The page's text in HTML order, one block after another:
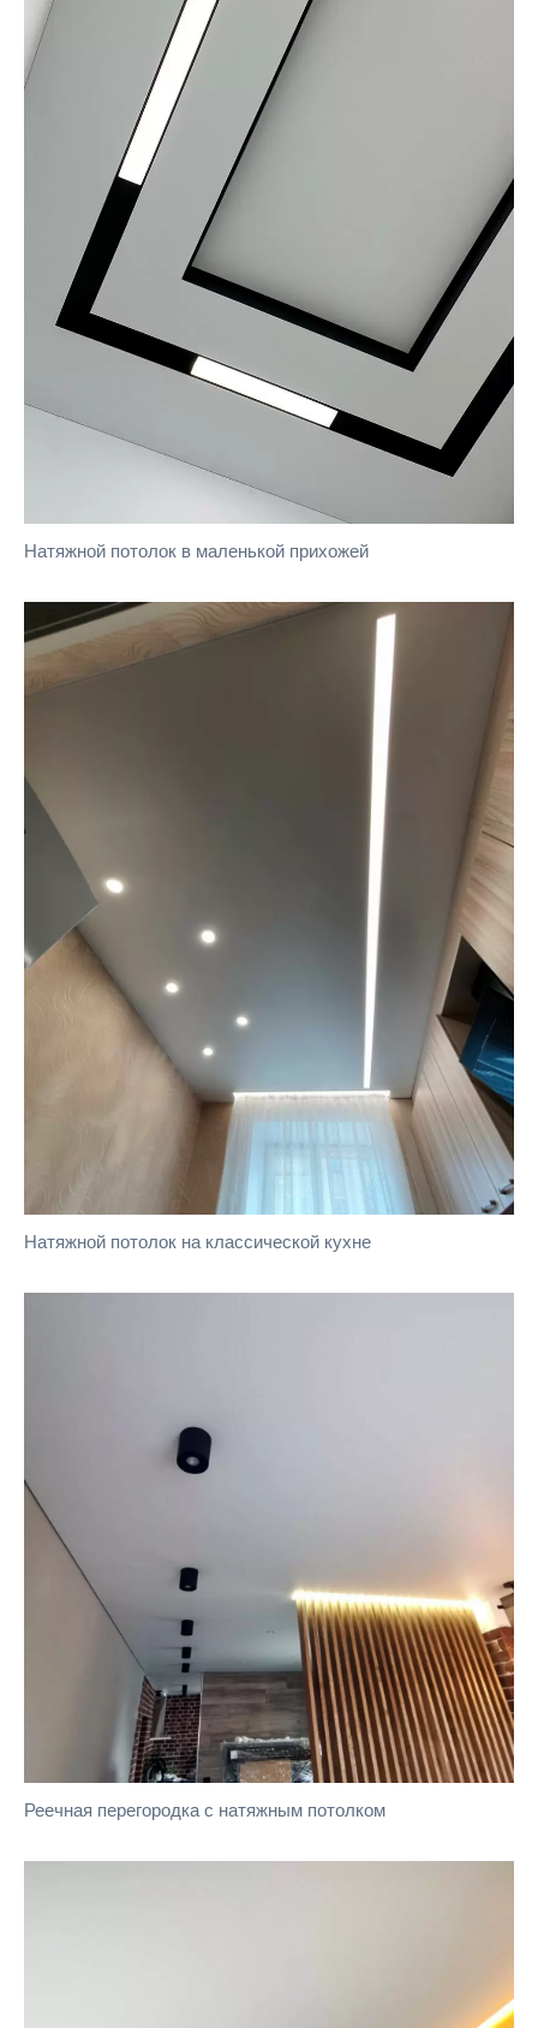
Натяжной потолок в маленькой прихожей
Натяжной потолок на классической кухне
Реечная перегородка с натяжным потолком